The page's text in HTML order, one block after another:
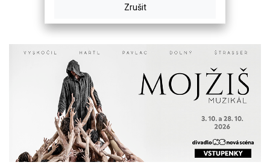
Previous